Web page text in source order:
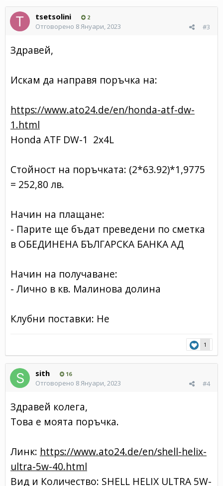
tsetsolini 2
#3
Отговорено 8 Януари, 2023
Здравей,
Искам да направя поръчка на:
https://www.ato24.de/en/honda-atf-dw-
1.html
Honda ATF DW-1 2х4L
Стойн ост на поръчката: (2*63.92)*1, 9775
= 252,80 лв.
Начин на плащане:
- Парите ще бъдат преведени по сметка
в ОБЕДИНЕНА БЪЛГАРСКА БАНКА АД
Начин на получаване:
- Лично в кв. Малинова долина
Клубни поставки: Не
1
sith 16
#4
Отговорено 8 Януари, 2023
Здравей колега,
Това е моята поръчка.
Линк: https://www.ato24.de/en/shell-helix-
ultra-5w-40.html
Вид и Количество: SHELL HELIX ULTRA 5W-